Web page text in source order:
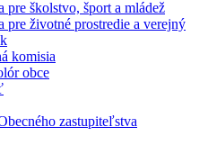
pre školstvo, šport a mládež
pre životné prostredie a verejný
komisia
obce
zastupiteľstva